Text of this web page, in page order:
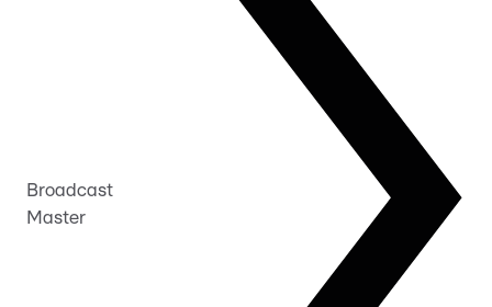
Broadcast
Master